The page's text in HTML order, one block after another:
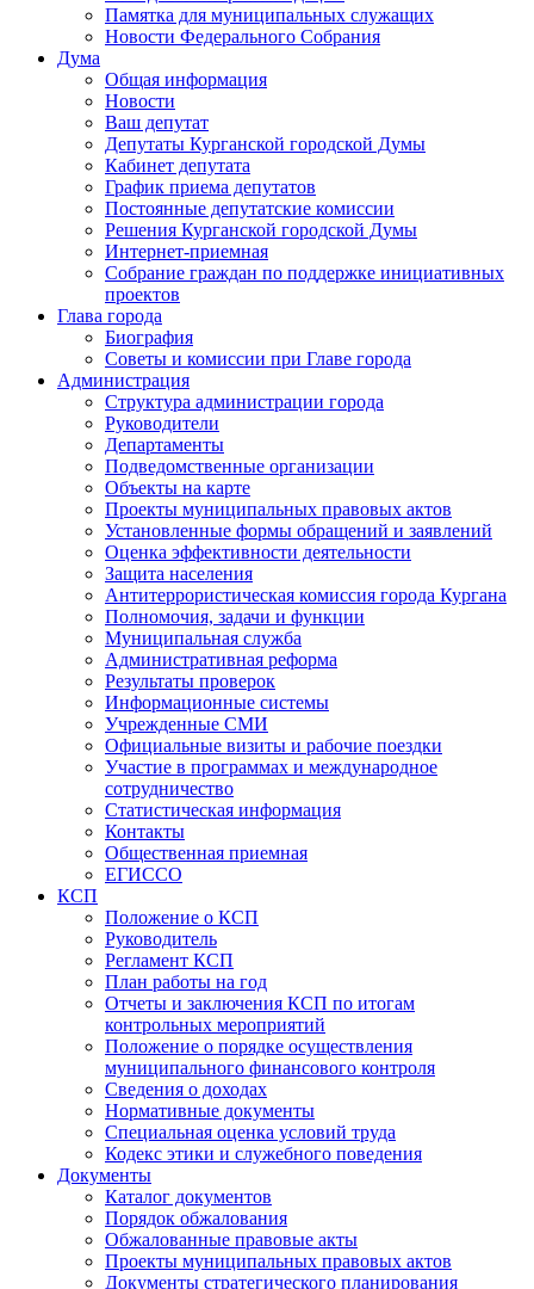
Памятка для муниципальных служащих
Новости Федерального Cобрания
Дума
Общая информация
Новости
Ваш депутат
Депутаты Курганской городской Думы
Кабинет депутата
График приема депутатов
Постоянные депутатские комиссии
Решения Курганской городской Думы
Интернет-приемная
Собрание граждан по поддержке инициативных
проектов
Глава города
Биография
Советы и комиссии при Главе города
Администрация
Структура администрации города
Руководители
Департаменты
Подведомственные организации
Объекты на карте
Проекты муниципальных правовых актов
Установленные формы обращений и заявлений
Оценка эффективности деятельности
Защита населения
Антитеррористическая комиссия города Кургана
Полномочия, задачи и функции
Муниципальная служба
Административная реформа
Результаты проверок
Информационные системы
Учрежденные СМИ
Официальные визиты и рабочие поездки
Участие в программах и международное
сотрудничество
Статистическая информация
Контакты
Общественная приемная
ЕГИССО
КСП
Положение о КСП
Руководитель
Регламент КСП
План работы на год
Отчеты и заключения КСП по итогам
контрольных мероприятий
Положение о порядке осуществления
муниципального финансового контроля
Сведения о доходах
Нормативные документы
Специальная оценка условий труда
Кодекс этики и служебного поведения
Документы
Каталог документов
Порядок обжалования
Обжалованные правовые акты
Проекты муниципальных правовых актов
Документы стратегического планирования